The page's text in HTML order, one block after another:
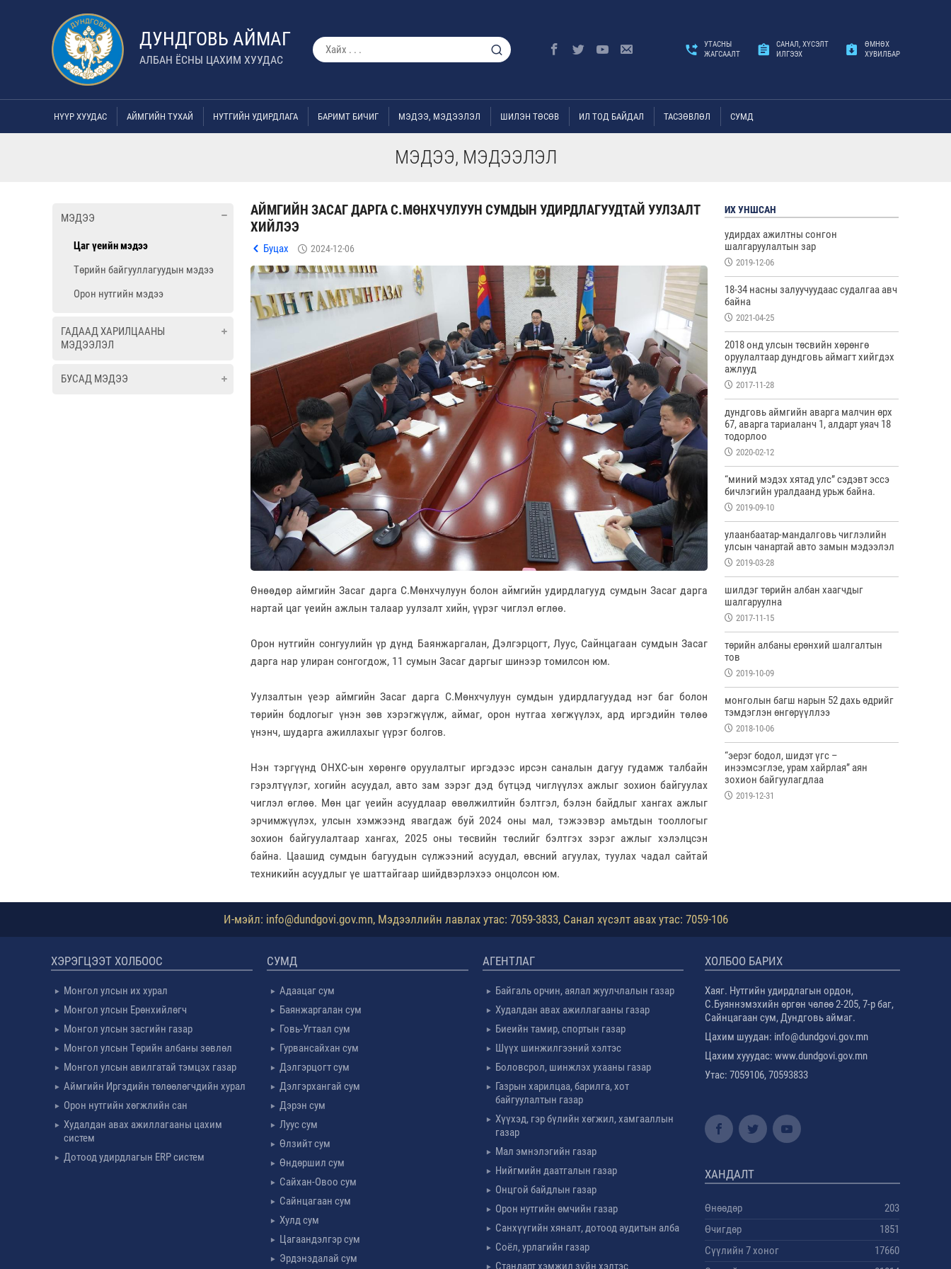
ДУНДГОВЬ АЙМАГ
АЛБАН ЁСНЫ ЦАХИМ ХУУДАС
УТАСНЫ
ЖАГСААЛТ
САНАЛ, ХҮСЭЛТ
ИЛГЭЭХ
ӨМНӨХ
ХУВИЛБАР
НҮҮР ХУУДАС АЙМГИЙН ТУХАЙ НУТГИЙН УДИРДЛАГА БАРИМТ БИЧИГ МЭДЭЭ, МЭДЭЭЛЭЛ ШИЛЭН ТӨСӨВ ИЛ ТОД БАЙДАЛ ТАСЗӨВЛӨЛ СУМД
МЭДЭЭ, МЭДЭЭЛЭЛ
МЭДЭЭ
Цаг үеийн мэдээ
Төрийн байгууллагуудын мэдээ
Орон нутгийн мэдээ
ГАДААД ХАРИЛЦААНЫ
МЭДЭЭЛЭЛ
БУСАД МЭДЭЭ
АЙМГИЙН ЗАСАГ ДАРГА С.МӨНХЧУЛУУН СУМДЫН УДИРДЛАГУУДТАЙ УУЛЗАЛТ
ХИЙЛЭЭ
Буцах 2024-12-06
Өнөөдөр аймгийн Засаг дарга С.Мөнхчулуун болон аймгийн удирдлагууд сумдын Засаг дарга
нартай цаг үеийн ажлын талаар уулзалт хийн, үүрэг чиглэл өглөө.
Орон нутгийн сонгуулийн үр дүнд Баянжаргалан, Дэлгэрцогт, Луус, Сайнцагаан сумдын Засаг
дарга нар улиран сонгогдож, 11 сумын Засаг даргыг шинээр томилсон юм.
Уулзалтын үеэр аймгийн Засаг дарга С.Мөнхчулуун сумдын удирдлагуудад нэг баг болон
төрийн бодлогыг үнэн зөв хэрэгжүүлж, аймаг, орон нутгаа хөгжүүлэх, ард иргэдийн төлөө
үнэнч, шударга ажиллахыг үүрэг болгов.
Нэн тэргүүнд ОНХС-ын хөрөнгө оруулалтыг иргэдээс ирсэн саналын дагуу гудамж талбайн
гэрэлтүүлэг, хогийн асуудал, авто зам зэрэг дэд бүтцэд чиглүүлэх ажлыг зохион байгуулах
чиглэл өглөө. Мөн цаг үеийн асуудлаар өвөлжилтийн бэлтгэл, бэлэн байдлыг хангах ажлыг
эрчимжүүлэх, улсын хэмжээнд явагдаж буй 2024 оны мал, тэжээвэр амьтдын тооллогыг
зохион байгуулалтаар хангах, 2025 оны төсвийн төслийг бэлтгэх зэрэг ажлыг хэлэлцсэн
байна. Цаашид сумдын багуудын сүлжээний асуудал, өвсний агуулах, туулах чадал сайтай
техникийн асуудлыг үе шаттайгаар шийдвэрлэхээ онцолсон юм.
ИХ УНШСАН
удирдах ажилтны сонгон
шалгаруулалтын зар
2019-12-06
18-34 насны залуучуудаас судалгаа авч
байна
2021-04-25
2018 онд улсын төсвийн хөрөнгө
оруулалтаар дундговь аймагт хийгдэх
ажлууд
2017-11-28
дундговь аймгийн аварга малчин өрх
67, аварга тариаланч 1, алдарт уяач 18
тодорлоо
2020-02-12
“миний мэдэх хятад улс” сэдэвт эссэ
бичлэгийн уралдаанд урьж байна.
2019-09-10
улаанбаатар-мандалговь чиглэлийн
улсын чанартай авто замын мэдээлэл
2019-03-28
шилдэг төрийн албан хаагчдыг
шалгаруулна
2017-11-15
төрийн албаны ерөнхий шалгалтын
тов
2019-10-09
монголын багш нарын 52 дахь өдрийг
тэмдэглэн өнгөрүүллээ
2018-10-06
“эерэг бодол, шидэт үгс –
инээмсэглэе, урам хайрлая” аян
зохион байгуулагдлаа
2019-12-31
И-мэйл: info@dundgovi.gov.mn, Мэдээллийн лавлах утас: 7059-3833, Санал хүсэлт авах утас: 7059-106
ХЭРЭГЦЭЭТ ХОЛБООС
Монгол улсын их хурал
Монгол улсын Ерөнхийлөгч
Монгол улсын засгийн газар
Монгол улсын Төрийн албаны зөвлөл
Монгол улсын авилгатай тэмцэх газар
Аймгийн Иргэдийн төлөөлөгчдийн хурал
Орон нутгийн хөгжлийн сан
Худалдан авах ажиллагааны цахим
систем
Дотоод удирдлагын ERP систем
СУМД
Адаацаг сум
Баянжаргалан сум
Говь-Угтаал сум
Гурвансайхан сум
Дэлгэрцогт сум
Дэлгэрхангай сум
Дэрэн сум
Луус сум
Өлзийт сум
Өндөршил сум
Сайхан-Овоо сум
Сайнцагаан сум
Хулд сум
Цагаандэлгэр сум
Эрдэнэдалай сум
АГЕНТЛАГ
Байгаль орчин, аялал жуулчлалын газар
Худалдан авах ажиллагааны газар
Биеийн тамир, спортын газар
Шүүх шинжилгээний хэлтэс
Боловсрол, шинжлэх ухааны газар
Газрын харилцаа, барилга, хот
байгуулалтын газар
Хүүхэд, гэр бүлийн хөгжил, хамгааллын
газар
Мал эмнэлэгийн газар
Нийгмийн даатгалын газар
Онцгой байдлын газар
Орон нутгийн өмчийн газар
Санхүүгийн хяналт, дотоод аудитын алба
Соёл, урлагийн газар
Стандарт хэмжил зүйн хэлтэс
ХОЛБОО БАРИХ
Хаяг. Нутгийн удирдлагын ордон,
С.Буяннэмэхийн өргөн чөлөө 2-205, 7-р баг,
Сайнцагаан сум, Дундговь аймаг.
Цахим шуудан: info@dundgovi.gov.mn
Цахим хууудас: www.dundgovi.gov.mn
Утас: 7059106, 70593833
ХАНДАЛТ
Өнөөдөр
203
Өчигдөр
1851
Сүүлийн 7 хоног
17660